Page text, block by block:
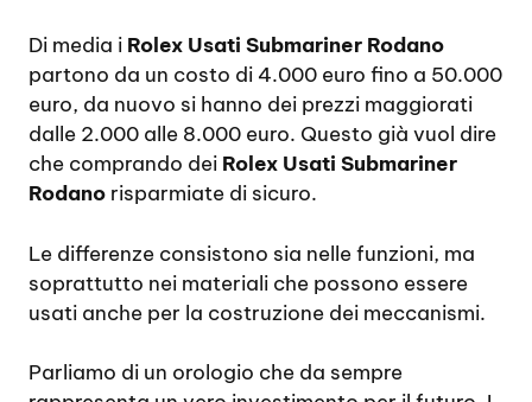
Di media i Rolex Usati Submariner Rodano
partono da un costo di 4.000 euro fino a 50.000
euro, da nuovo si hanno dei prezzi maggiorati
dalle 2.000 alle 8.000 euro. Questo già vuol dire
che comprando dei Rolex Usati Submariner
Rodano risparmiate di sicuro.
Le differenze consistono sia nelle funzioni, ma
soprattutto nei materiali che possono essere
usati anche per la costruzione dei meccanismi.
Parliamo di un orologio che da sempre